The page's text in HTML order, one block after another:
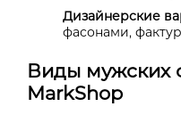
Дизайнерские
фасонами,
Виды мужских
MarkShop